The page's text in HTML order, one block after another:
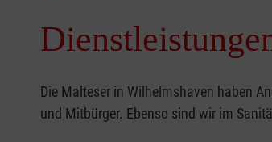
Die Malteser in Wilhelmshaven haben
und Mitbürger. Ebenso sind wir im